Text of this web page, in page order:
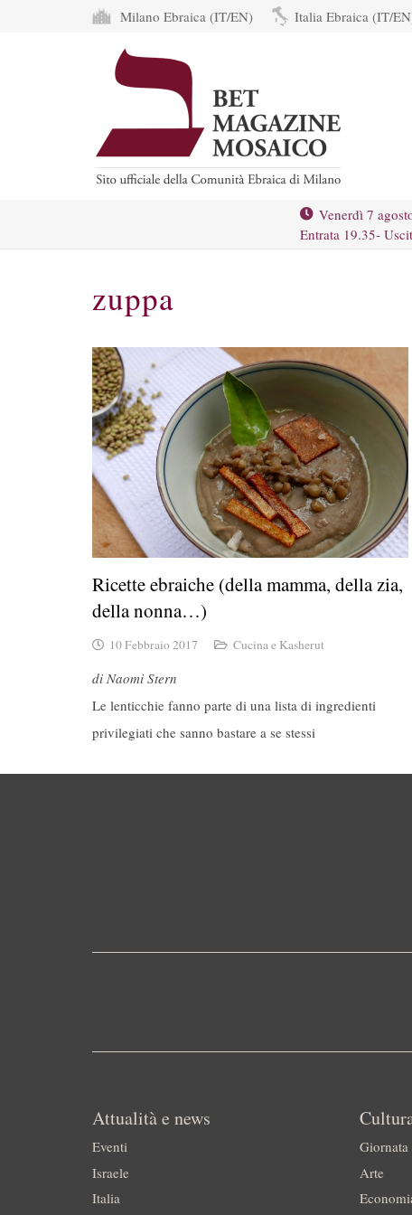
Milano Ebraica (IT/EN) Italia Ebraica (IT/
Venerdì 7
Entrata 19.35-
zuppa
Ricette ebraiche (della mamma, della zia,
della nonna…)
10 Febbraio 2017 Cucina e Kasherut
di Naomi Stern
Le lenticchie fanno parte di una lista di ingredienti
privilegiati che sanno bastare a se stessi
Attualità e news
Eventi
Israele
Italia
Arte